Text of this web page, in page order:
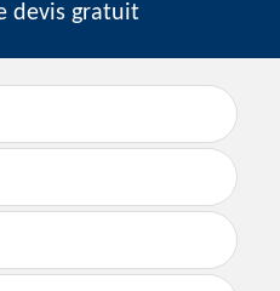
devis gratuit